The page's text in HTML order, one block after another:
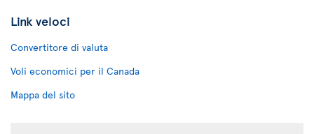
Link veloci
Convertitore di valuta
Voli economici per il Canada
Mappa del sito